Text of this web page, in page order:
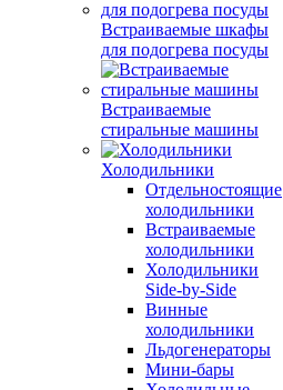
Встраиваемые шкафы
для подогрева посуды
Встраиваемые
стиральные машины
Холодильники
Отдельностоящие
холодильники
Встраиваемые
холодильники
Холодильники
Side-by-Side
Винные
холодильники
Льдогенераторы
Мини-бары